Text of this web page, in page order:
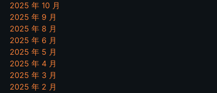
2025 年 10 月
2025 年 9 月
2025 年 8 月
2025 年 6 月
2025 年 5 月
2025 年 4 月
2025 年 3 月
2025 年 2 月